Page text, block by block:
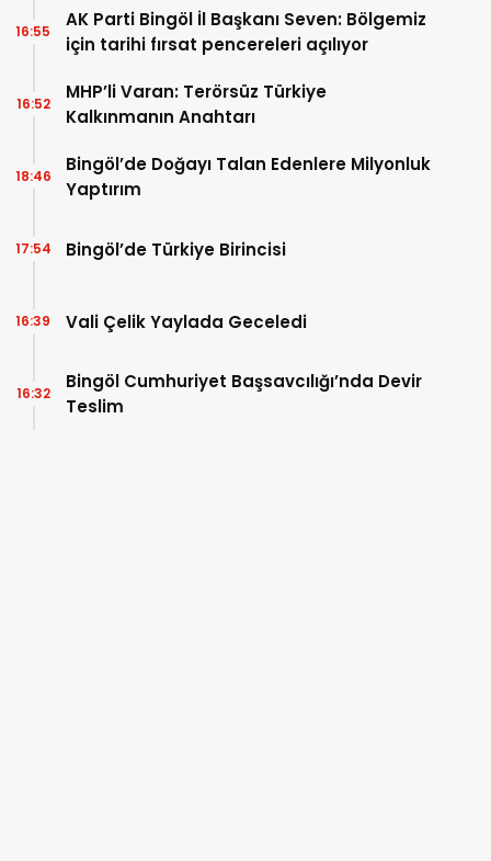
AK Parti Bingöl İl Başkanı Seven: Bölgemiz
için tarihi fırsat pencereleri açılıyor
16:55
MHP’li Varan: Terörsüz Türkiye
Kalkınmanın Anahtarı
16:52
Bingöl’de Doğayı Talan Edenlere Milyonluk
Yaptırım
18:46
Bingöl’de Türkiye Birincisi
17:54
Vali Çelik Yaylada Geceledi
16:39
Bingöl Cumhuriyet Başsavcılığı’nda Devir
Teslim
16:32